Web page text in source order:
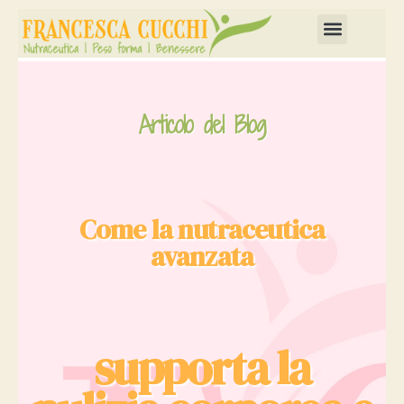
Articolo del Blog
Come la nutraceutica
avanzata
supporta la